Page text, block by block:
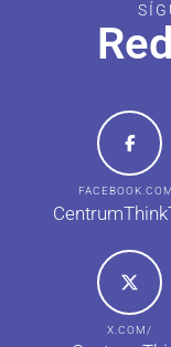
X.COM/